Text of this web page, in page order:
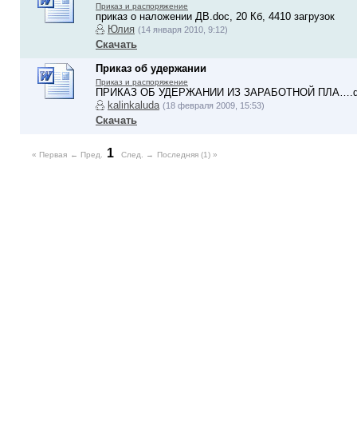
Приказ и распоряжение
приказ о наложении ДВ.doc, 20 Кб, 4410 загрузок
Юлия (14 января 2010, 9:12)
Скачать
Приказ об удержании
Приказ и распоряжение
ПРИКАЗ ОБ УДЕРЖАНИИ ИЗ ЗАРАБОТНОЙ
kalinkaluda (18 февраля 2009, 15:53)
Скачать
« Первая ← Пред. 1 След. → Последняя (1) »